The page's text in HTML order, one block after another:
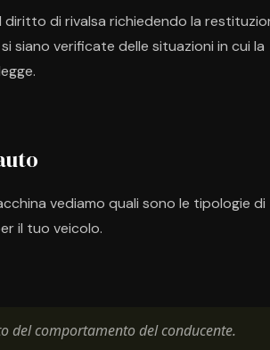
diritto di rivalsa richiedendo la
siano verificate delle situazioni in cui la
vediamo quali sono le tipologie di
il tuo veicolo.
del comportamento del conducente.